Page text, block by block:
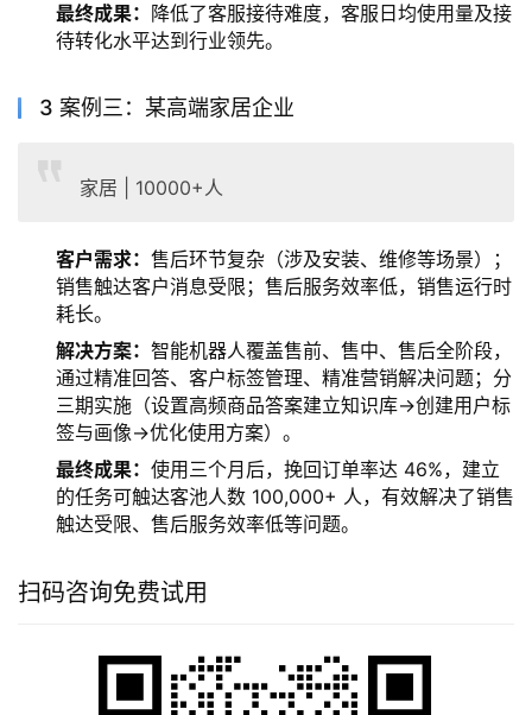
最终成果： 降低了客服接待难度，客服日均使用量及接
待转化水平达到行业领先。
3 案例三：某高端家居企业
家居 | 10000+人
客户需求： 售后环节复杂（涉及安装、维修等场景）；
销售触达客户消息受限；售后服务效率低，销售运行时
耗长。
解决方案： 智能机器人覆盖售前、售中、售后全阶段，
通过精准回答、客户标签管理、精准营销解决问题；分
三期实施（设置高频商品答案建立知识库→创建用户标
签与画像→优化使用方案）。
最终成果： 使用三个月后，挽回订单率达 46%，建立
的任务可触达客池人数 100,000+ 人，有效解决了销售
触达受限、售后服务效率低等问题。
扫码咨询免费试用